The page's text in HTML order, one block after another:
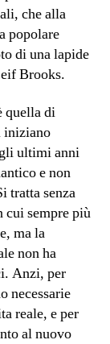
che alla
popolare
di una lapide
Brooks.
quella di
iniziano
ultimi anni
e non
tratta senza
cui sempre più
ma la
non ha
Anzi, per
necessarie
reale, e per
al nuovo